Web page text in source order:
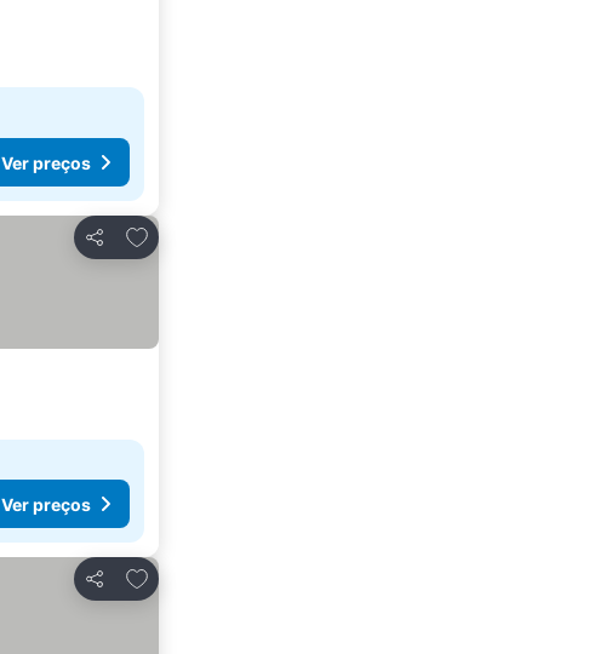
Ver preços
Partilhar
Adicionar aos favoritos
Ver preços
Partilhar
Adicionar aos favoritos